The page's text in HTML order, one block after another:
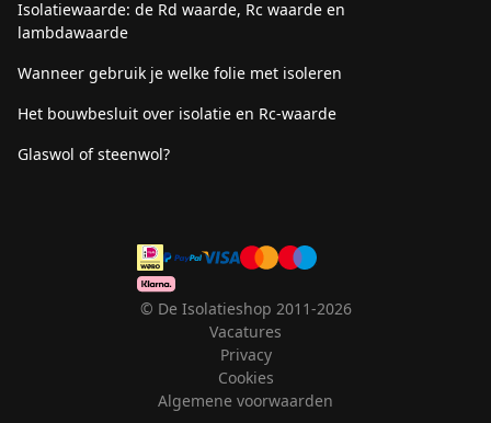
Isolatiewaarde: de Rd waarde, Rc waarde en
lambdawaarde
Wanneer gebruik je welke folie met isoleren
Het bouwbesluit over isolatie en Rc-waarde
Glaswol of steenwol?
© De Isolatieshop 2011-2026
Vacatures
Privacy
Cookies
Algemene voorwaarden